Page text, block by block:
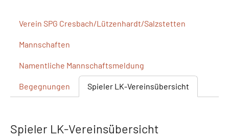
Verein SPG Cresbach/Lützenhardt/Salzstetten
Mannschaften
Namentliche Mannschaftsmeldung
Begegnungen Spieler LK-Vereinsübersicht
Spieler LK-Vereinsübersicht